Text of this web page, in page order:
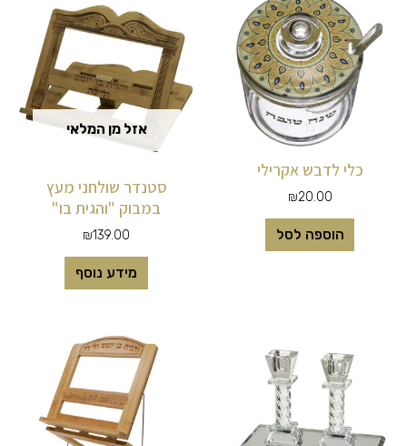
כלי לדבש אקרילי
₪20.00
הוספה לסל
אזל מן המלאי
סטנדר שולחני מעץ
במבוק "והגית בו"
₪139.00
מידע נוסף